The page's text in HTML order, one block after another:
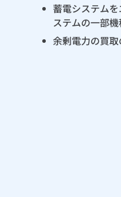
蓄電システム
ステムの一部
余剰電力の買